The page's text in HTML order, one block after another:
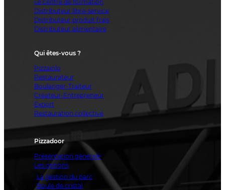
Le centre de formation
Distributeur libre-service
Distributeur produit frais
Distributeur alimentaire
Qui êtes-vous ?
Pizzaiolo
Restaurateur
Boulanger-Traiteur
Créateur-Entrepreneur
Export
Restauration collective
Pizzadoor
Présentation générale
Les options
La gestion du parc
Boule de cristal